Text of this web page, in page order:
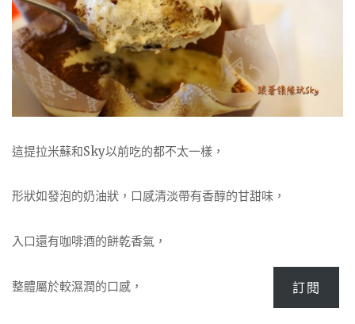
這提拉米蘇和Sky以前吃的都不太一樣，
形狀如發泡的奶油狀，口感清淡帶有香醇的甘甜味，
入口還有咖啡酒的餅乾香氣，
整體屬於較濕潤的口感， 訂閱